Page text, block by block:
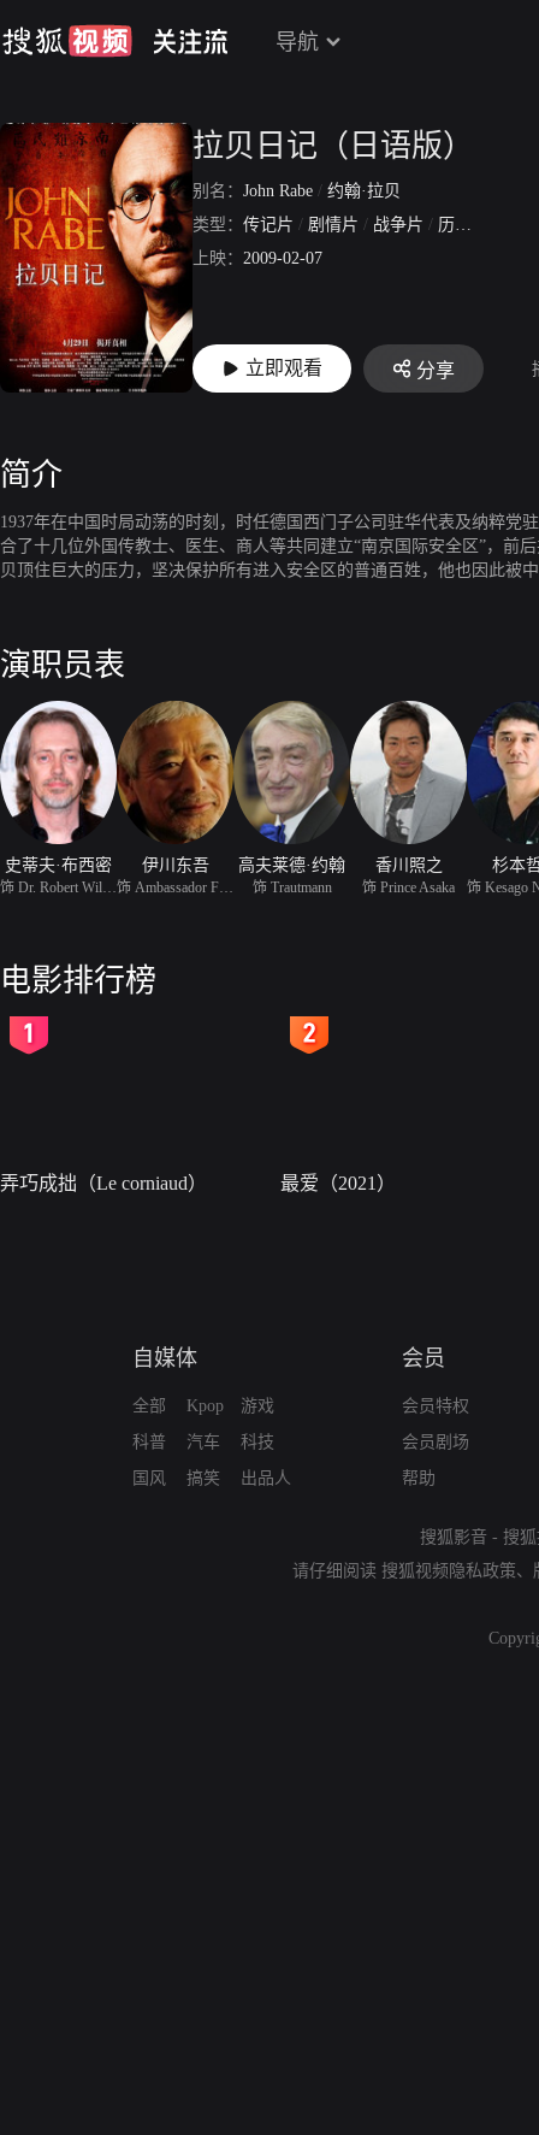
导航
拉贝日记（日语版）
别名： John Rabe / 约翰·拉贝
类型： 传记片 / 剧情片 / 战争片 / 历史片
上映： 2009-02-07
立即观看 分享
简介
1937年在中国时局动荡的时刻，时任德国西门子公司驻华代表及纳粹
合了十几位外国传教士、医生、商人等共同建立“南京国际安全区”，前
贝顶住巨大的压力，坚决保护所有进入安全区的普通百姓，他也因此被
演职员表
史蒂夫·布西密 伊川东吾 高夫莱德·约翰
饰 Trautmann
香川照之
饰 Prince Asaka
杉本
电影排行榜
弄巧成拙（Le corniaud） 最爱（2021）
自媒体
全部
科普
国风
Kpop
汽车
搞笑
游戏
科技
出品人
会员
会员特权
会员剧场
帮助
搜狐影音 - 搜
请仔细阅读 搜狐视频隐私政策、